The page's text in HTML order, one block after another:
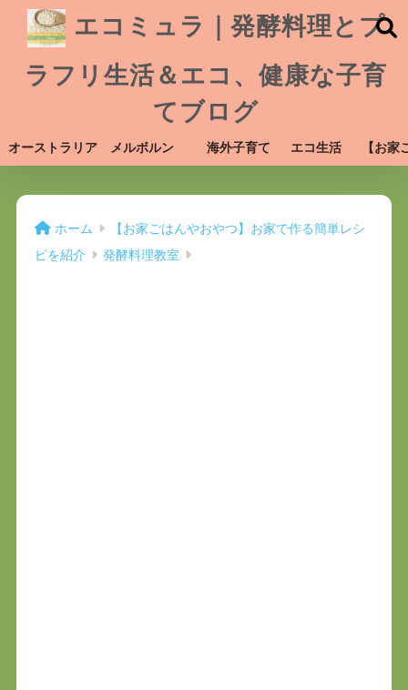
エコミュラ｜発酵料理とプ
ラフリ生活＆エコ、健康な子育
てブログ
オーストラリア メルボルン 海外子育て エコ生活 【お
ホーム
【お家ごはんやおやつ】お家で作る簡単レシ
ピを紹介
発酵料理教室